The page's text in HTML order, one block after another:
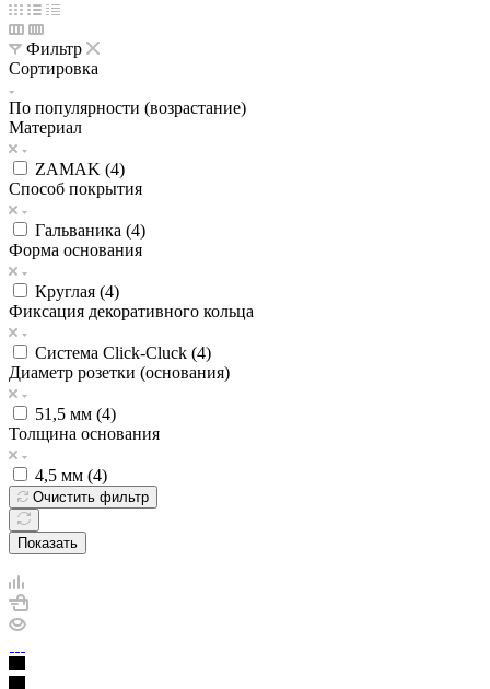
Фильтр
Сортировка
По популярности (возрастание)
Материал
ZAMAK (4)
Способ покрытия
Гальваника (4)
Форма основания
Круглая (4)
Фиксация декоративного кольца
Система Click-Cluck (4)
Диаметр розетки (основания)
51,5 мм (4)
Толщина основания
4,5 мм (4)
Очистить фильтр
Показать